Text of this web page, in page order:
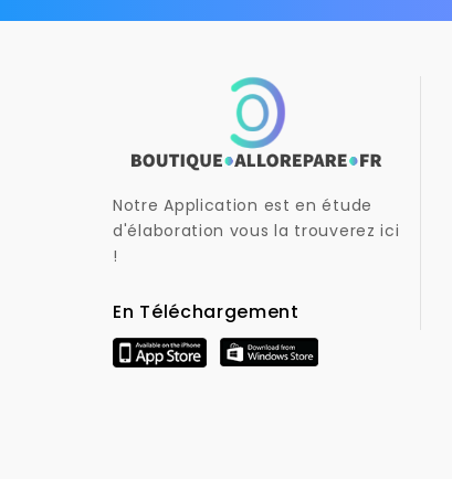
Notre Application est en étude
d'élaboration vous la trouverez ici
!
En Téléchargement